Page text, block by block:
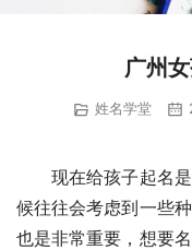
广州
姓名学堂
现在给孩子起名是
候往往会考虑到一些
也是非常重要，想要